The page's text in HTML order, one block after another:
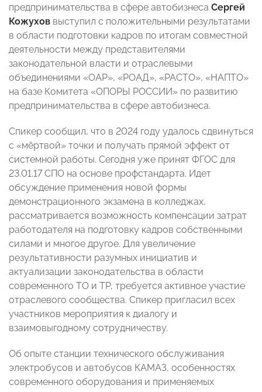
предпринимательства в сфере автобизнеса Сергей
Кожухов выступил с положительными результатами
в области подготовки кадров по итогам совместной
деятельности между представителями
законодательной власти и отраслевыми
объединениями «ОАР», «РОАД», «РАСТО», «НАПТО»
на базе Комитета «ОПОРЫ РОССИИ» по развитию
предпринимательства в сфере автобизнеса.
Спикер сообщил, что в 2024 году удалось сдвинуться
с «мёртвой» точки и получать прямой эффект от
системной работы. Сегодня уже принят ФГОС для
23.01.17 СПО на основе профстандарта. Идет
обсуждение применения новой формы
демонстрационного экзамена в колледжах,
рассматривается возможность компенсации затрат
работодателя на подготовку кадров собственными
силами и многое другое. Для увеличение
результативности разумных инициатив и
актуализации законодательства в области
современного ТО и ТР, требуется активное участие
отраслевого сообщества. Спикер пригласил всех
участников мероприятия к диалогу и
взаимовыгодному сотрудничеству.
Об опыте станции технического обслуживания
электробусов и автобусов КАМАЗ, особенностях
современного оборудования и применяемых